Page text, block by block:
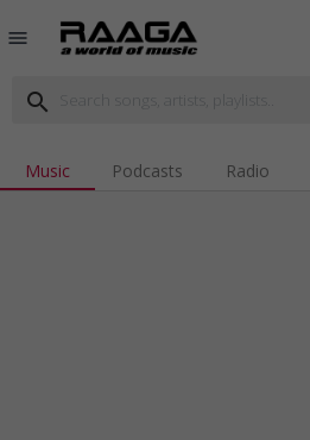
menu
search
Music Podcasts Radio